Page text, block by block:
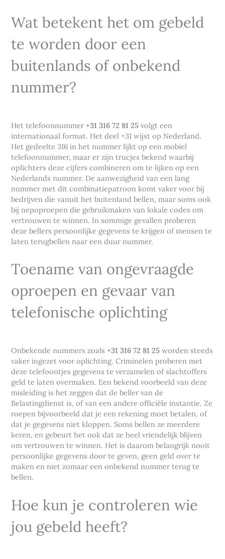
Wat betekent het om gebeld
te worden door een
buitenlands of onbekend
nummer?
Het telefoonnummer+31 316 72 81 25 volgt een
internationaal format. Het deel +31 wijst op Nederland.
Het gedeelte 316 in het nummer lijkt op een mobiel
telefoonnummer, maar er zijn trucjes bekend waarbij
oplichters deze cijfers combineren om te lijken op een
Nederlands nummer. De aanwezigheid van een lang
nummer met dit combinatiepatroon komt vaker voor bij
bedrijven die vanuit het buitenland bellen, maar soms ook
bij nepoproepen die gebruikmaken van lokale codes om
vertrouwen te winnen. In sommige gevallen proberen
deze bellers persoonlijke gegevens te krijgen of mensen te
laten terugbellen naar een duur nummer.
Toename van ongevraagde
oproepen en gevaar van
telefonische oplichting
Onbekende nummers zoals+31 316 72 81 25 worden steeds
vaker ingezet voor oplichting. Criminelen proberen met
deze telefoontjes gegevens te verzamelen of slachtoffers
geld te laten overmaken. Een bekend voorbeeld van deze
misleiding is het zeggen dat de beller van de
Belastingdienst is, of van een andere officiële instantie. Ze
roepen bijvoorbeeld dat je een rekening moet betalen, of
dat je gegevens niet kloppen. Soms bellen ze meerdere
keren, en gebeurt het ook dat ze heel vriendelijk blijven
om vertrouwen te winnen. Het is daarom belangrijk nooit
persoonlijke gegevens door te geven, geen geld over te
maken en niet zomaar een onbekend nummer terug te
bellen.
Hoe kun je controleren wie
jou gebeld heeft?